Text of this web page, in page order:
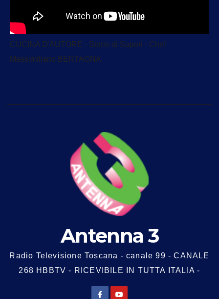
CUCINA D'AUTORE - Storie di Sapori - Chef
Massimiliano BERTAGNA
Antenna 3
Radio Televisione Toscana - canale 99 - CANALE
268 HBBTV - RICEVIBILE IN TUTTA ITALIA -